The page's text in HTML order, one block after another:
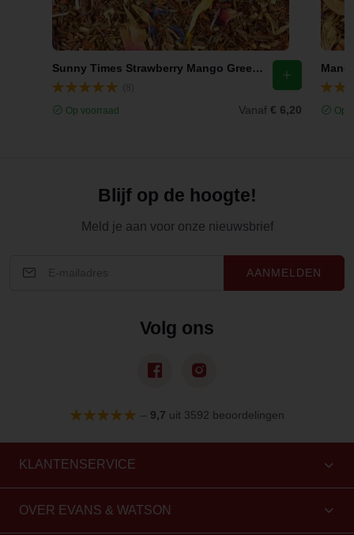
Sunny Times Strawberry Mango Green Rooibos
Op voorraad Vanaf € 6,20 Op
Blijf op de hoogte!
Meld je aan voor onze nieuwsbrief
AANMELDEN
Volg ons
– 9,7 uit 3592 beoordelingen
KLANTENSERVICE
OVER EVANS & WATSON